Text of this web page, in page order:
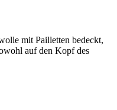
mit Pailletten bedeckt,
auf den Kopf des